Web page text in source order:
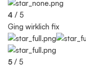
4 / 5
Ging wirklich fix
5 / 5